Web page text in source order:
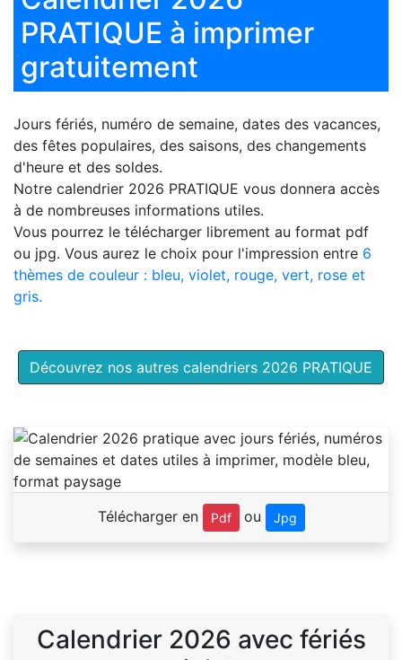
PRATIQUE à imprimer
gratuitement
Jours fériés, numéro de semaine, dates des vacances,
des fêtes populaires, des saisons, des changements
d'heure et des soldes.
Notre calendrier 2026 PRATIQUE vous donnera accès
à de nombreuses informations utiles.
Vous pourrez le télécharger librement au format pdf
ou jpg. Vous aurez le choix pour l'impression entre 6
thèmes de couleur : bleu, violet, rouge, vert, rose et
gris.
Découvrez nos autres calendriers 2026 PRATIQUE
Télécharger en Pdf ou Jpg
Calendrier 2026 avec fériés